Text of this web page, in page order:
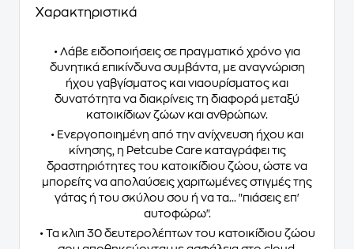
Χαρακτηριστικά
• Λάβε ειδοποιήσεις σε πραγματικό χρόνο για
δυνητικά επικίνδυνα συμβάντα, με αναγνώριση
ήχου γαβγίσματος και νιαουρίσματος και
δυνατότητα να διακρίνεις τη διαφορά μεταξύ
κατοικίδιων ζώων και ανθρώπων.
• Ενεργοποιημένη από την ανίχνευση ήχου και
κίνησης, η Petcube Care καταγράφει τις
δραστηριότητες του κατοικίδιου ζώου, ώστε να
μπορείτς να απολαύσεις χαριτωμένες στιγμές της
γάτας ή του σκύλου σου ή να τα... "πιάσεις επ'
αυτοφώρω".
• Τα κλιπ 30 δευτερολέπτων του κατοικίδιου ζώου